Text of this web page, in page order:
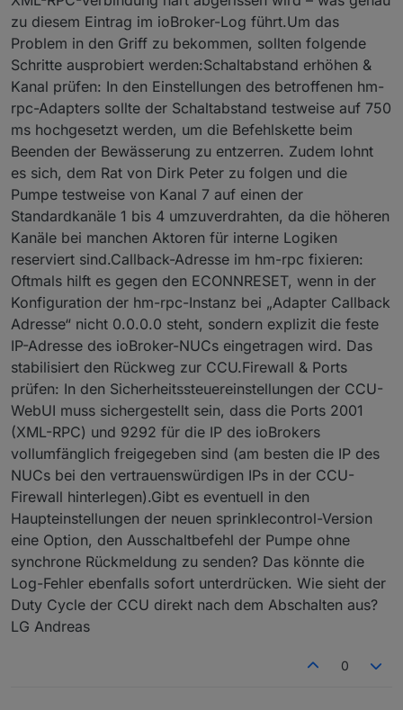
zu diesem Eintrag im ioBroker-Log führt.Um das
Problem in den Griff zu bekommen, sollten folgende
Schritte ausprobiert werden:Schaltabstand erhöhen &
Kanal prüfen: In den Einstellungen des betroffenen hm-
rpc-Adapters sollte der Schaltabstand testweise auf 750
ms hochgesetzt werden, um die Befehlskette beim
Beenden der Bewässerung zu entzerren. Zudem lohnt
es sich, dem Rat von Dirk Peter zu folgen und die
Pumpe testweise von Kanal 7 auf einen der
Standardkanäle 1 bis 4 umzuverdrahten, da die höheren
Kanäle bei manchen Aktoren für interne Logiken
reserviert sind.Callback-Adresse im hm-rpc fixieren:
Oftmals hilft es gegen den ECONNRESET, wenn in der
Konfiguration der hm-rpc-Instanz bei „Adapter Callback
Adresse“ nicht 0.0.0.0 steht, sondern explizit die feste
IP-Adresse des ioBroker-NUCs eingetragen wird. Das
stabilisiert den Rückweg zur CCU.Firewall & Ports
prüfen: In den Sicherheitssteuereinstellungen der CCU-
WebUI muss sichergestellt sein, dass die Ports 2001
(XML-RPC) und 9292 für die IP des ioBrokers
vollumfänglich freigegeben sind (am besten die IP des
NUCs bei den vertrauenswürdigen IPs in der CCU-
Firewall hinterlegen).Gibt es eventuell in den
Haupteinstellungen der neuen sprinklecontrol-Version
eine Option, den Ausschaltbefehl der Pumpe ohne
synchrone Rückmeldung zu senden? Das könnte die
Log-Fehler ebenfalls sofort unterdrücken. Wie sieht der
Duty Cycle der CCU direkt nach dem Abschalten aus?
LG Andreas
0